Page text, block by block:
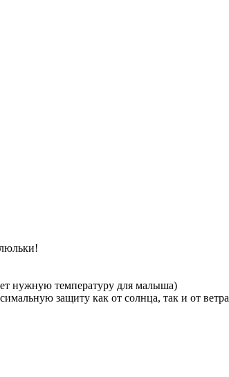
нужную температуру для малыша)
защиту как от солнца, так и от ветра